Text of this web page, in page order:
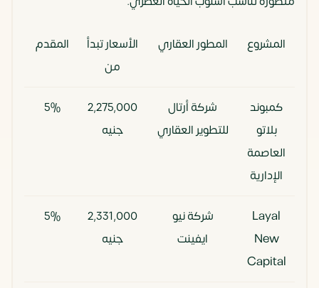
المشروع المطور العقاري
الأسعار تبدأ
من
المقدم
كمبوند
بلاتو
العاصمة
الإدارية
شركة أرتال
للتطوير العقاري
2٬275٬000
جنيه
5%
Layal
New
Capital
شركة نيو
ايفينت
2٬331٬000
جنيه
5%